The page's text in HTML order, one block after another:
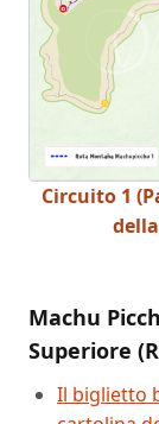
Circuito 1
Machu
Superiore
Il biglietto